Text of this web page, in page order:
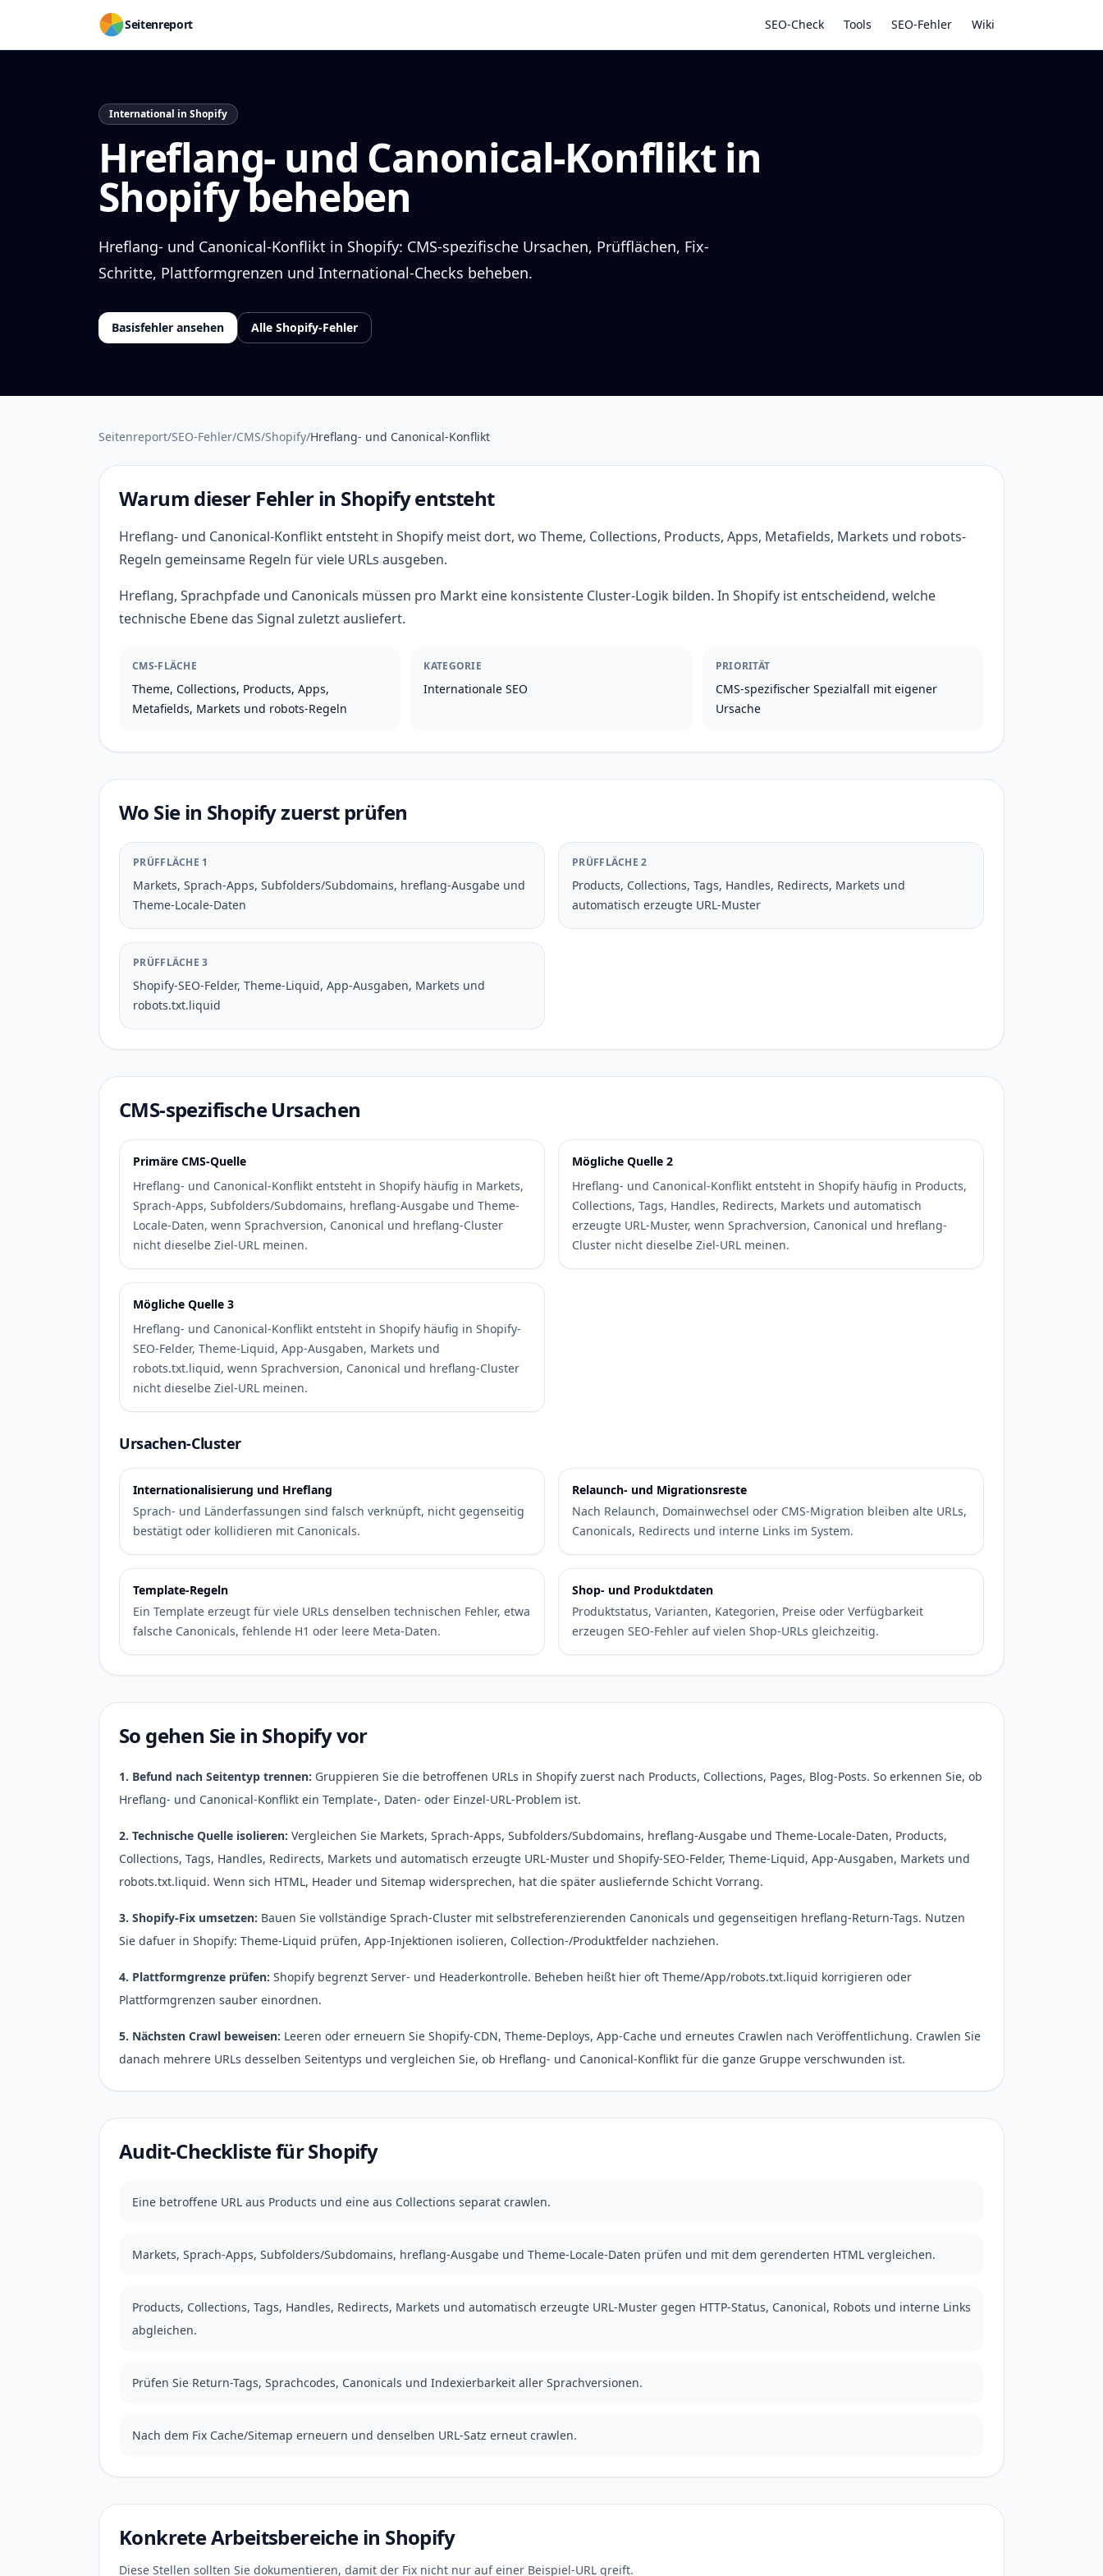
Seitenreport SEO-Check Tools SEO-Fehler Wiki
International in Shopify
Hreflang- und Canonical-Konflikt in
Shopify beheben
Hreflang- und Canonical-Konflikt in Shopify: CMS-spezifische Ursachen, Prüfflächen, Fix-
Schritte, Plattformgrenzen und International-Checks beheben.
Basisfehler ansehen Alle Shopify-Fehler
Seitenreport/SEO-Fehler/CMS/Shopify/Hreflang- und Canonical-Konflikt
Warum dieser Fehler in Shopify entsteht
Hreflang- und Canonical-Konflikt entsteht in Shopify meist dort, wo Theme, Collections, Products, Apps, Metafields, Markets und robots-
Regeln gemeinsame Regeln für viele URLs ausgeben.
Hreflang, Sprachpfade und Canonicals müssen pro Markt eine konsistente Cluster-Logik bilden. In Shopify ist entscheidend, welche
technische Ebene das Signal zuletzt ausliefert.
CMS-FLÄCHE
Theme, Collections, Products, Apps,
Metafields, Markets und robots-Regeln
KATEGORIE
Internationale SEO
PRIORITÄT
CMS-spezifischer Spezialfall mit eigener
Ursache
Wo Sie in Shopify zuerst prüfen
PRÜFFLÄCHE 1
Markets, Sprach-Apps, Subfolders/Subdomains, hreflang-Ausgabe und
Theme-Locale-Daten
PRÜFFLÄCHE 2
Products, Collections, Tags, Handles, Redirects, Markets und
automatisch erzeugte URL-Muster
PRÜFFLÄCHE 3
Shopify-SEO-Felder, Theme-Liquid, App-Ausgaben, Markets und
robots.txt.liquid
CMS-spezifische Ursachen
Primäre CMS-Quelle
Hreflang- und Canonical-Konflikt entsteht in Shopify häufig in Markets,
Sprach-Apps, Subfolders/Subdomains, hreflang-Ausgabe und Theme-
Locale-Daten, wenn Sprachversion, Canonical und hreflang-Cluster
nicht dieselbe Ziel-URL meinen.
Mögliche Quelle 2
Hreflang- und Canonical-Konflikt entsteht in Shopify häufig in Products,
Collections, Tags, Handles, Redirects, Markets und automatisch
erzeugte URL-Muster, wenn Sprachversion, Canonical und hreflang-
Cluster nicht dieselbe Ziel-URL meinen.
Mögliche Quelle 3
Hreflang- und Canonical-Konflikt entsteht in Shopify häufig in Shopify-
SEO-Felder, Theme-Liquid, App-Ausgaben, Markets und
robots.txt.liquid, wenn Sprachversion, Canonical und hreflang-Cluster
nicht dieselbe Ziel-URL meinen.
Ursachen-Cluster
Internationalisierung und Hreflang
Sprach- und Länderfassungen sind falsch verknüpft, nicht gegenseitig
bestätigt oder kollidieren mit Canonicals.
Relaunch- und Migrationsreste
Nach Relaunch, Domainwechsel oder CMS-Migration bleiben alte URLs,
Canonicals, Redirects und interne Links im System.
Template-Regeln
Ein Template erzeugt für viele URLs denselben technischen Fehler, etwa
falsche Canonicals, fehlende H1 oder leere Meta-Daten.
Shop- und Produktdaten
Produktstatus, Varianten, Kategorien, Preise oder Verfügbarkeit
erzeugen SEO-Fehler auf vielen Shop-URLs gleichzeitig.
So gehen Sie in Shopify vor
1. Befund nach Seitentyp trennen: Gruppieren Sie die betroffenen URLs in Shopify zuerst nach Products, Collections, Pages, Blog-Posts. So erkennen Sie, ob
Hreflang- und Canonical-Konflikt ein Template-, Daten- oder Einzel-URL-Problem ist.
2. Technische Quelle isolieren: Vergleichen Sie Markets, Sprach-Apps, Subfolders/Subdomains, hreflang-Ausgabe und Theme-Locale-Daten, Products,
Collections, Tags, Handles, Redirects, Markets und automatisch erzeugte URL-Muster und Shopify-SEO-Felder, Theme-Liquid, App-Ausgaben, Markets und
robots.txt.liquid. Wenn sich HTML, Header und Sitemap widersprechen, hat die später ausliefernde Schicht Vorrang.
3. Shopify-Fix umsetzen: Bauen Sie vollständige Sprach-Cluster mit selbstreferenzierenden Canonicals und gegenseitigen hreflang-Return-Tags. Nutzen
Sie dafuer in Shopify: Theme-Liquid prüfen, App-Injektionen isolieren, Collection-/Produktfelder nachziehen.
4. Plattformgrenze prüfen: Shopify begrenzt Server- und Headerkontrolle. Beheben heißt hier oft Theme/App/robots.txt.liquid korrigieren oder
Plattformgrenzen sauber einordnen.
5. Nächsten Crawl beweisen: Leeren oder erneuern Sie Shopify-CDN, Theme-Deploys, App-Cache und erneutes Crawlen nach Veröffentlichung. Crawlen Sie
danach mehrere URLs desselben Seitentyps und vergleichen Sie, ob Hreflang- und Canonical-Konflikt für die ganze Gruppe verschwunden ist.
Audit-Checkliste für Shopify
Eine betroffene URL aus Products und eine aus Collections separat crawlen.
Markets, Sprach-Apps, Subfolders/Subdomains, hreflang-Ausgabe und Theme-Locale-Daten prüfen und mit dem gerenderten HTML vergleichen.
Products, Collections, Tags, Handles, Redirects, Markets und automatisch erzeugte URL-Muster gegen HTTP-Status, Canonical, Robots und interne Links
abgleichen.
Prüfen Sie Return-Tags, Sprachcodes, Canonicals und Indexierbarkeit aller Sprachversionen.
Nach dem Fix Cache/Sitemap erneuern und denselben URL-Satz erneut crawlen.
Konkrete Arbeitsbereiche in Shopify
Diese Stellen sollten Sie dokumentieren, damit der Fix nicht nur auf einer Beispiel-URL greift.